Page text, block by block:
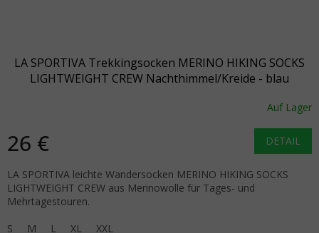
LA SPORTIVA Trekkingsocken MERINO HIKING SOCKS
LIGHTWEIGHT CREW Nachthimmel/Kreide - blau
Auf Lager
26 € DETAIL
LA SPORTIVA leichte Wandersocken MERINO HIKING SOCKS
LIGHTWEIGHT CREW aus Merinowolle für Tages- und
Mehrtagestouren.
S
M L XL XXL